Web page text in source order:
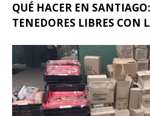
QUÉ HACER EN
TENEDORES LIBRES CON